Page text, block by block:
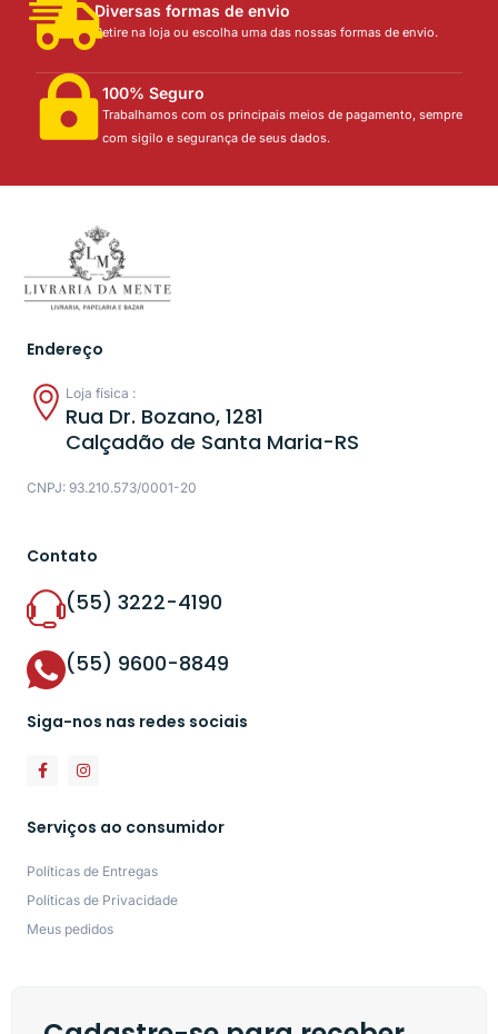
Diversas formas de envio
Retire na loja ou escolha uma das nossas formas de envio.
100% Seguro
Trabalhamos com os principais meios de pagamento, sempre
com sigilo e segurança de seus dados.
Endereço
Loja física :
Rua Dr. Bozano, 1281
Calçadão de Santa Maria-RS
CNPJ: 93.210.573/0001-20
Contato
(55) 3222-4190
(55) 9600-8849
Siga-nos nas redes sociais
Serviços ao consumidor
Políticas de Entregas
Políticas de Privacidade
Meus pedidos